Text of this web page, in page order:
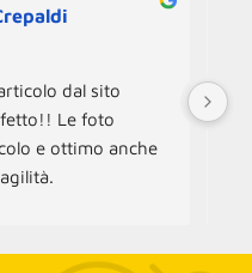
dal sito
Le foto
e ottimo anche